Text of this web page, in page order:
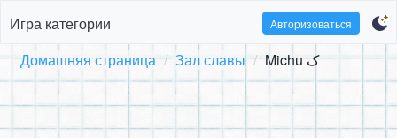
Игра категории Авторизоваться
Домашняя страница Зал славы Michu ک